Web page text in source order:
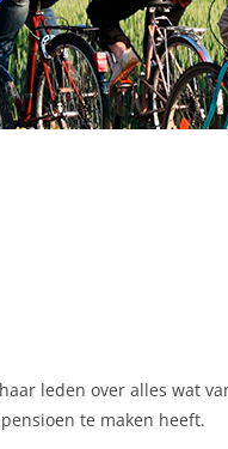
leden over alles wat
te maken heeft.